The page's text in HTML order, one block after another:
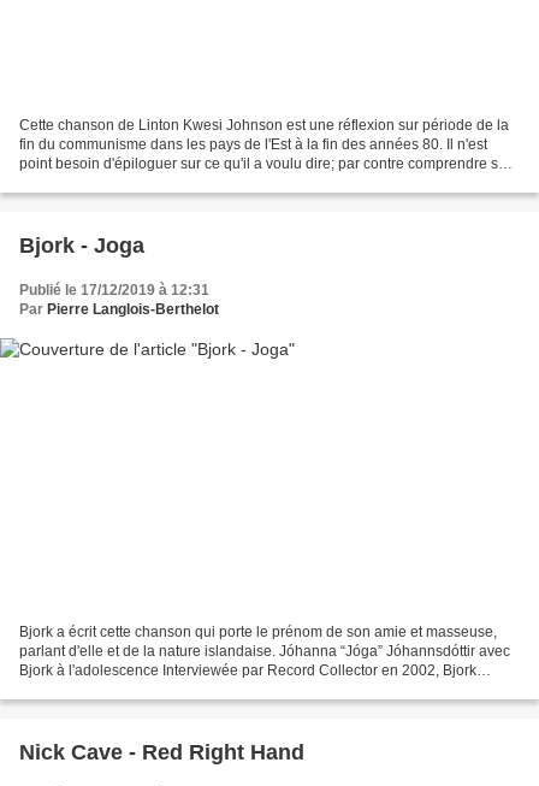
Cette chanson de Linton Kwesi Johnson est une réflexion sur période de la
fin du communisme dans les pays de l'Est à la fin des années 80. Il n'est
point besoin d'épiloguer sur ce qu'il a voulu dire; par contre comprendre sa
Bjork - Joga
Publié le 17/12/2019 à 12:31
Par Pierre Langlois-Berthelot
Bjork a écrit cette chanson qui porte le prénom de son amie et masseuse,
parlant d'elle et de la nature islandaise. Jóhanna “Jóga” Jóhannsdóttir avec
Bjork à l'adolescence Interviewée par Record Collector en 2002, Bjork
Nick Cave - Red Right Hand